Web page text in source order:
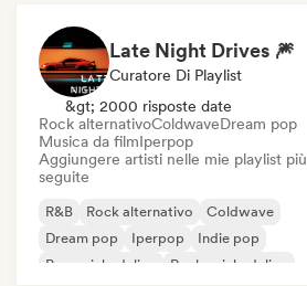
Late Night Drives 🎆
Curatore Di Playlist
&gt; 2000 risposte date
Rock alternativoColdwaveDream pop
Musica da filmIperpop
Aggiungere artisti nelle mie playlist più
seguite
R&B Rock alternativo
Coldwave
Dream pop
Iperpop
Indie pop
Pop psichedelico
Rock psichedelico